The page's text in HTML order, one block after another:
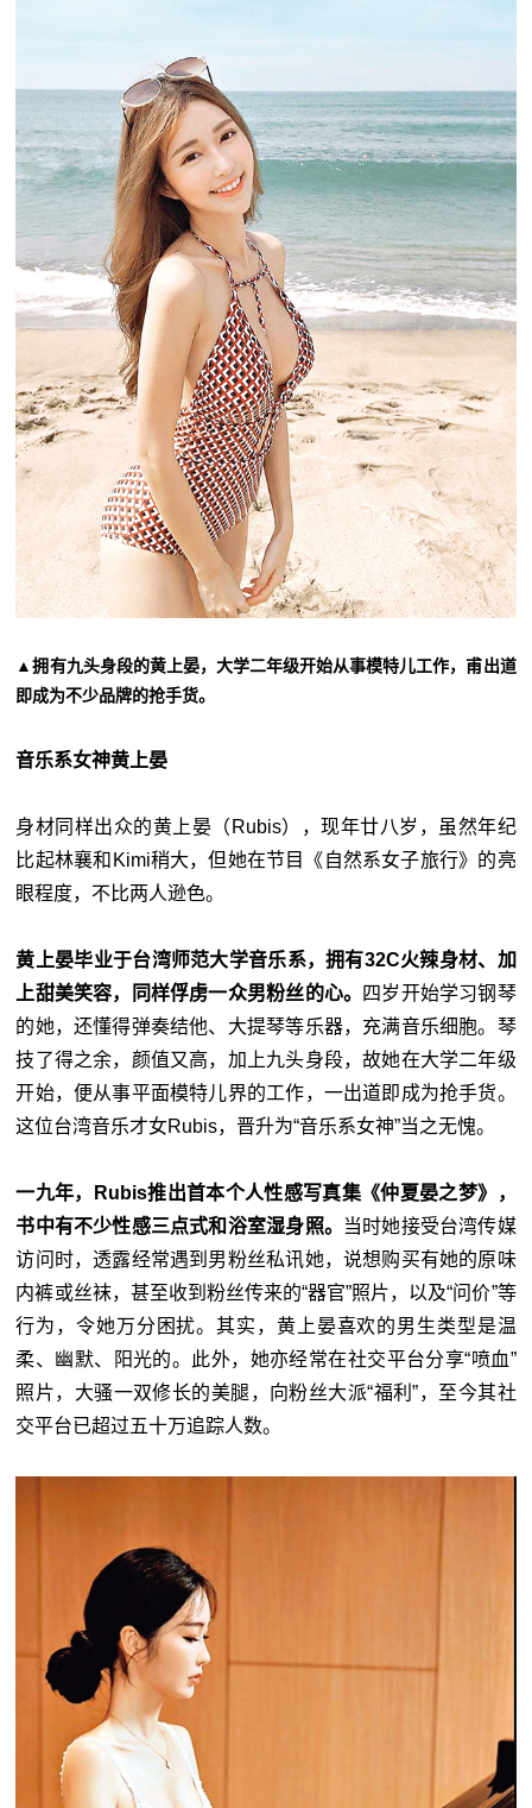
▲拥有九头身段的黄上晏，大学二年级开始从事模特儿工作，甫出道
即成为不少品牌的抢手货。
音乐系女神黄上晏
身材同样出众的黄上晏（Rubis），现年廿八岁，虽然年纪
比起林襄和Kimi稍大，但她在节目《自然系女子旅行》的亮
眼程度，不比两人逊色。
黄上晏毕业于台湾师范大学音乐系，拥有32C火辣身材、加
上甜美笑容，同样俘虏一众男粉丝的心。
四岁开始学习钢琴
的她，还懂得弹奏结他、大提琴等乐器，充满音乐细胞。琴
技了得之余，颜值又高，加上九头身段，故她在大学二年级
开始，便从事平面模特儿界的工作，一出道即成为抢手货。
这位台湾音乐才女Rubis，晋升为“音乐系女神”当之无愧。
一九年，Rubis推出首本个人性感写真集《仲夏晏之梦》，
书中有不少性感三点式和浴室湿身照。
当时她接受台湾传媒
访问时，透露经常遇到男粉丝私讯她，说想购买有她的原味
内裤或丝袜，甚至收到粉丝传来的“器官”照片，以及“问价”等
行为，令她万分困扰。其实，黄上晏喜欢的男生类型是温
柔、幽默、阳光的。此外，她亦经常在社交平台分享“喷血”
照片，大骚一双修长的美腿，向粉丝大派“福利”，至今其社
交平台已超过五十万追踪人数。